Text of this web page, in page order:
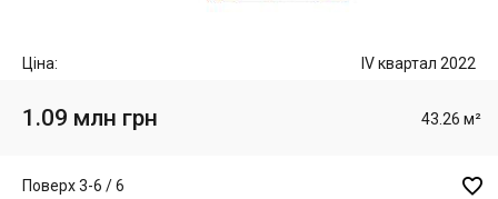
Ціна: IV квартал 2022
1.09 млн грн 43.26 м²
Поверх 3-6 / 6 